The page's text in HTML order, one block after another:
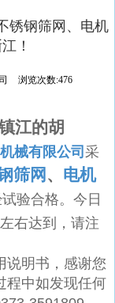
锈钢筛网、电机
！
浏览次数:476
江的胡
械有限公司 采
筛网 、 电机
验合格。今日
左右达到，请注
说明书，感谢您
程中如发现任何